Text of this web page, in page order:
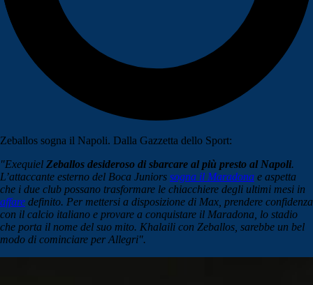
Zeballos sogna il Napoli. Dalla Gazzetta dello Sport:
"Exequiel Zeballos desideroso di sbarcare al più presto al Napoli.
L’attaccante esterno del Boca Juniors sogna il Maradona e aspetta
che i due club possano trasformare le chiacchiere degli ultimi mesi in
affare definito. Per mettersi a disposizione di Max, prendere confidenza
con il calcio italiano e provare a conquistare il Maradona, lo stadio
che porta il nome del suo mito. Khalaili con Zeballos, sarebbe un bel
modo di cominciare per Allegri".